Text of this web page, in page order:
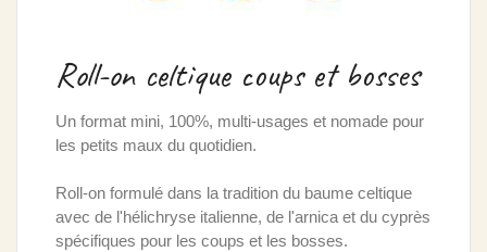
Roll-on celtique coups et bosses
Un format mini, 100%, multi-usages et nomade pour
les petits maux du quotidien.
Roll-on formulé dans la tradition du baume celtique
avec de l'hélichryse italienne, de l'arnica et du cyprès
spécifiques pour les coups et les bosses.